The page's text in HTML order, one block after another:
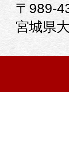
〒989-
宮城県